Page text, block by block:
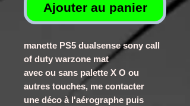
Ajouter au panier
manette PS5 dualsense sony call
of duty warzone mat
avec ou sans palette X O ou
autres touches, me contacter
une déco à l'aérographe puis